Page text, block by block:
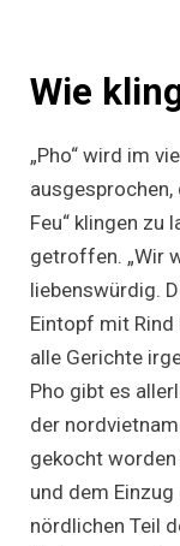
Wie
„Pho“ wird im
ausgesprochen,
Feu“ klingen zu
getroffen. „Wir
liebenswürdig.
Eintopf mit
alle Gerichte
Pho gibt es
der
gekocht
und dem
nördlichen Teil